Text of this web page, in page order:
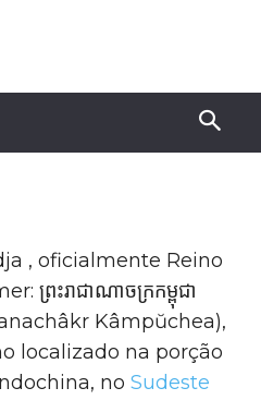
, oficialmente Reino
ព្រះរាជាណាចក្រកម្ពុជា
Kâmpŭchea),
localizado na porção
no Sudeste